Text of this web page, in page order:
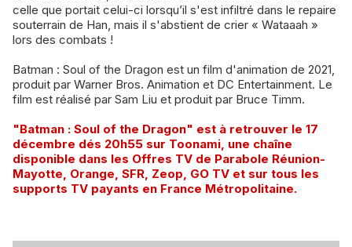
celle que portait celui-ci lorsqu’il s'est infiltré dans le repaire
souterrain de Han, mais il s'abstient de crier « Wataaah »
lors des combats !
Batman : Soul of the Dragon est un film d'animation de 2021,
produit par Warner Bros. Animation et DC Entertainment. Le
film est réalisé par Sam Liu et produit par Bruce Timm.
"Batman : Soul of the Dragon" est à retrouver le 17
décembre dés 20h55 sur Toonami, une chaîne
disponible dans les Offres TV de Parabole Réunion-
Mayotte, Orange, SFR, Zeop, GO TV et sur tous les
supports TV payants en France Métropolitaine.